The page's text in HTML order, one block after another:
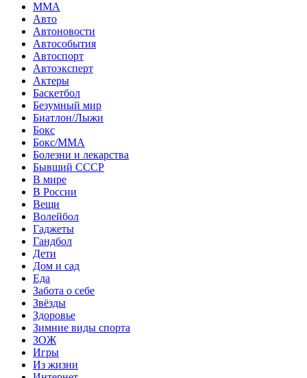
MMA
Авто
Автоновости
Автособытия
Автоспорт
Автоэксперт
Актеры
Баскетбол
Безумный мир
Биатлон/Лыжи
Бокс
Бокс/MMA
Болезни и лекарства
Бывший СССР
В мире
В России
Вещи
Волейбол
Гаджеты
Гандбол
Дети
Дом и сад
Еда
Забота о себе
Звёзды
Здоровье
Зимние виды спорта
ЗОЖ
Игры
Из жизни